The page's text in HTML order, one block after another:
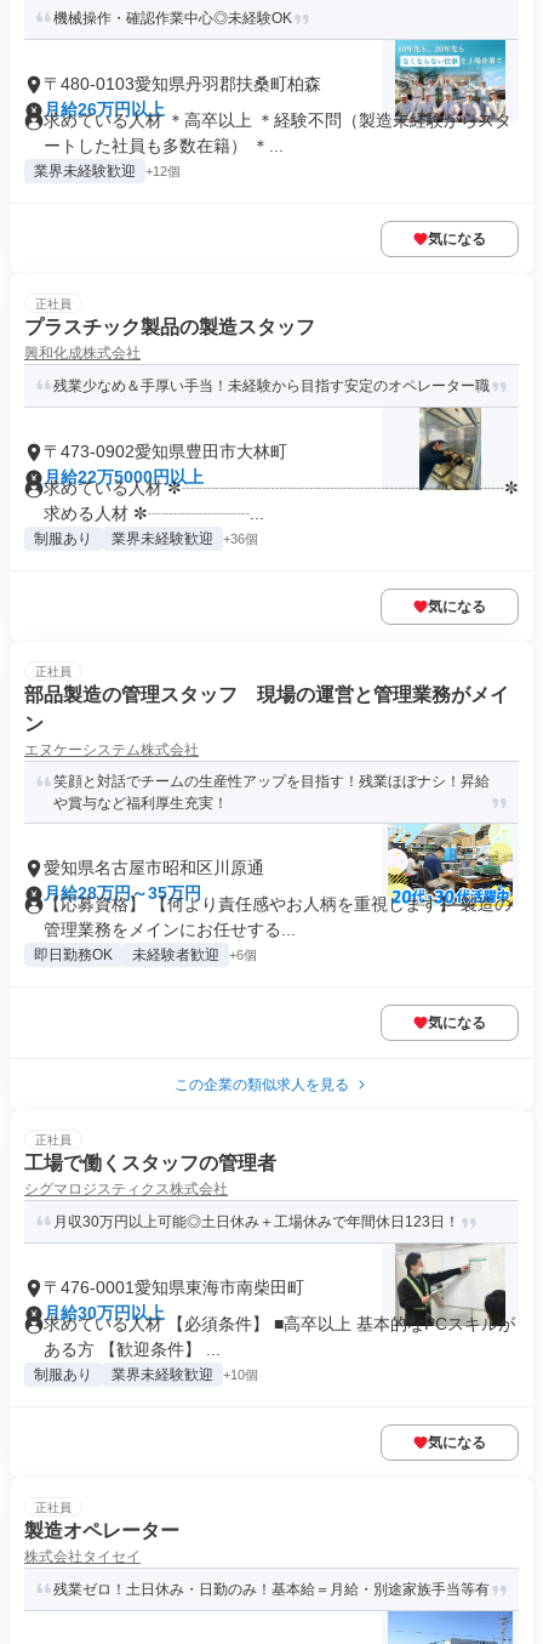
機械操作・確認作業中心◎未経験OK
〒480-0103愛知県丹羽郡扶桑町柏森
月給26万円以上
求めている人材 ＊高卒以上 ＊経験不問（製造未経験からスタ
ートした社員も多数在籍） ＊...
業界未経験歓迎 +12個
気になる
正社員
プラスチック製品の製造スタッフ
興和化成株式会社
残業少なめ＆手厚い手当！未経験から目指す安定のオペレーター職
〒473-0902愛知県豊田市大林町
月給22万5000円以上
求めている人材 ✼┈┈┈┈┈┈┈┈┈┈┈┈┈┈┈┈┈┈┈✼
求める人材 ✼┈┈┈┈┈┈...
制服あり 業界未経験歓迎 +36個
気になる
正社員
部品製造の管理スタッフ 現場の運営と管理業務がメイ
ン
エヌケーシステム株式会社
笑顔と対話でチームの生産性アップを目指す！残業ほぼナシ！昇給
や賞与など福利厚生充実！
愛知県名古屋市昭和区川原通
月給28万円～35万円
【応募資格】 【何より責任感やお人柄を重視します】 製造の
管理業務をメインにお任せする...
即日勤務OK 未経験者歓迎 +6個
気になる
この企業の類似求人を見る
正社員
工場で働くスタッフの管理者
シグマロジスティクス株式会社
月収30万円以上可能◎土日休み＋工場休みで年間休日123日！
〒476-0001愛知県東海市南柴田町
月給30万円以上
求めている人材 【必須条件】 ■高卒以上 基本的なPCスキルが
ある方 【歓迎条件】 ...
制服あり 業界未経験歓迎 +10個
気になる
正社員
製造オペレーター
株式会社タイセイ
残業ゼロ！土日休み・日勤のみ！基本給＝月給・別途家族手当等有